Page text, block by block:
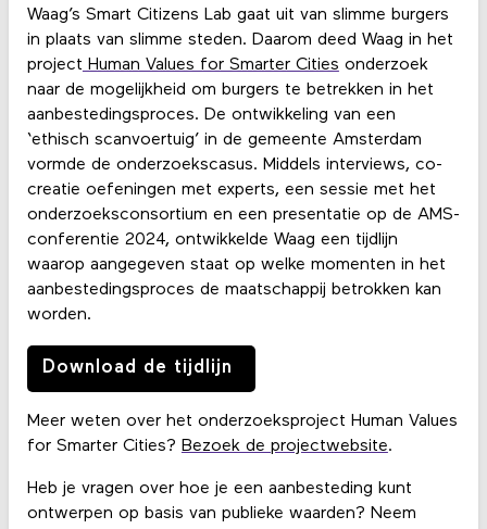
Waag’s Smart Citizens Lab gaat uit van slimme burgers
in plaats van slimme steden. Daarom deed Waag in het
project Human Values for Smarter Cities onderzoek
naar de mogelijkheid om burgers te betrekken in het
aanbestedingsproces. De ontwikkeling van een
‘ethisch scanvoertuig’ in de gemeente Amsterdam
vormde de onderzoekscasus. Middels interviews, co-
creatie oefeningen met experts, een sessie met het
onderzoeksconsortium en een presentatie op de AMS-
conferentie 2024, ontwikkelde Waag een tijdlijn
waarop aangegeven staat op welke momenten in het
aanbestedingsproces de maatschappij betrokken kan
worden.
Download de tijdlijn
Meer weten over het onderzoeksproject Human Values
for Smarter Cities? Bezoek de projectwebsite.
Heb je vragen over hoe je een aanbesteding kunt
ontwerpen op basis van publieke waarden? Neem